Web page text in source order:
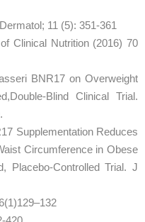
11 (5): 351-361
Clinical Nutrition (2016) 70
BNR17 on Overweight
Blind Clinical Trial.
Supplementation Reduces
Circumference in Obese
Placebo-Controlled Trial. J